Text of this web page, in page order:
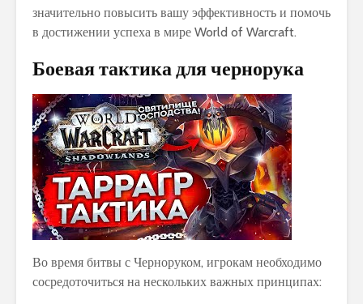
значительно повысить вашу эффективность и помочь
в достижении успеха в мире World of Warcraft.
Боевая тактика для чернорука
Во время битвы с Черноруком, игрокам необходимо
сосредоточиться на нескольких важных принципах: